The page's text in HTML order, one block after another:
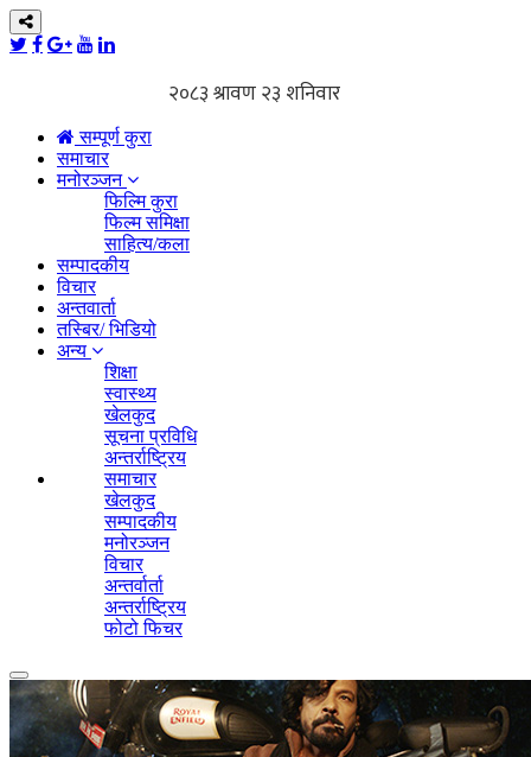
सम्पूर्ण कुरा
समाचार
मनोरञ्जन
फिल्मि कुरा
फिल्म समिक्षा
साहित्य/कला
सम्पादकीय
विचार
अन्तवार्ता
तस्बिर/ भिडियो
अन्य
शिक्षा
स्वास्थ्य
खेलकुद
सूचना प्रविधि
अन्तर्राष्ट्रिय
समाचार
खेलकुद
सम्पादकीय
मनोरञ्जन
विचार
अन्तर्वार्ता
अन्तर्राष्ट्रिय
फोटो फिचर
Toggle
navigation